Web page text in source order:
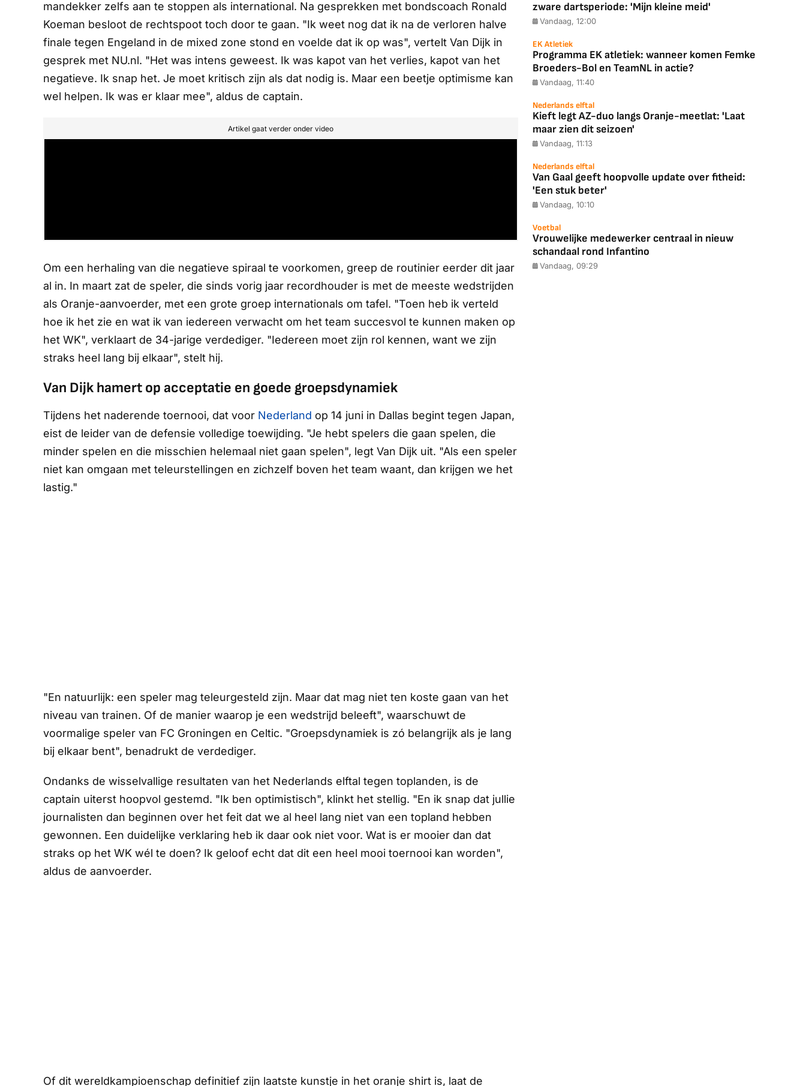
mandekker zelfs aan te stoppen als international. Na gesprekken met bondscoach Ronald
Koeman besloot de rechtspoot toch door te gaan. "Ik weet nog dat ik na de verloren halve
finale tegen Engeland in de mixed zone stond en voelde dat ik op was", vertelt Van Dijk in
gesprek met NU.nl. "Het was intens geweest. Ik was kapot van het verlies, kapot van het
negatieve. Ik snap het. Je moet kritisch zijn als dat nodig is. Maar een beetje optimisme kan
wel helpen. Ik was er klaar mee", aldus de captain.
Artikel gaat verder onder video
Om een herhaling van die negatieve spiraal te voorkomen, greep de routinier eerder dit jaar
al in. In maart zat de speler, die sinds vorig jaar recordhouder is met de meeste wedstrijden
als Oranje-aanvoerder, met een grote groep internationals om tafel. "Toen heb ik verteld
hoe ik het zie en wat ik van iedereen verwacht om het team succesvol te kunnen maken op
het WK", verklaart de 34-jarige verdediger. "Iedereen moet zijn rol kennen, want we zijn
straks heel lang bij elkaar", stelt hij.
Van Dijk hamert op acceptatie en goede groepsdynamiek
Tijdens het naderende toernooi, dat voor Nederland op 14 juni in Dallas begint tegen Japan,
eist de leider van de defensie volledige toewijding. "Je hebt spelers die gaan spelen, die
minder spelen en die misschien helemaal niet gaan spelen", legt Van Dijk uit. "Als een speler
niet kan omgaan met teleurstellingen en zichzelf boven het team waant, dan krijgen we het
lastig."
"En natuurlijk: een speler mag teleurgesteld zijn. Maar dat mag niet ten koste gaan van het
niveau van trainen. Of de manier waarop je een wedstrijd beleeft", waarschuwt de
voormalige speler van FC Groningen en Celtic. "Groepsdynamiek is zó belangrijk als je lang
bij elkaar bent", benadrukt de verdediger.
Ondanks de wisselvallige resultaten van het Nederlands elftal tegen toplanden, is de
captain uiterst hoopvol gestemd. "Ik ben optimistisch", klinkt het stellig. "En ik snap dat jullie
journalisten dan beginnen over het feit dat we al heel lang niet van een topland hebben
gewonnen. Een duidelijke verklaring heb ik daar ook niet voor. Wat is er mooier dan dat
straks op het WK wél te doen? Ik geloof echt dat dit een heel mooi toernooi kan worden",
aldus de aanvoerder.
Of dit wereldkampioenschap definitief zijn laatste kunstje in het oranje shirt is, laat de
zware dartsperiode: 'Mijn kleine meid'
Vandaag, 12:00
EK Atletiek
Programma EK atletiek: wanneer komen Femke
Broeders-Bol en TeamNL in actie?
Vandaag, 11:40
Nederlands elftal
Kieft legt AZ-duo langs Oranje-meetlat: 'Laat
maar zien dit seizoen'
Vandaag, 11:13
Nederlands elftal
Van Gaal geeft hoopvolle update over fitheid:
'Een stuk beter'
Vandaag, 10:10
Voetbal
Vrouwelijke medewerker centraal in nieuw
schandaal rond Infantino
Vandaag, 09:29